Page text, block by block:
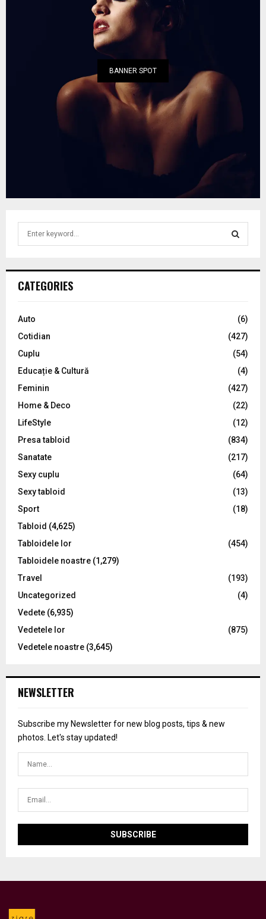
BANNER SPOT
h
o
:
C
CATEGORIES
Auto
(6)
Cotidian
(427)
Cuplu
(54)
Educație & Cultură
(4)
Feminin
(427)
Home & Deco
(22)
LifeStyle
(12)
Presa tabloid
(834)
Sanatate
(217)
Sexy cuplu
(64)
Sexy tabloid
(13)
Sport
(18)
Tabloid (4,625)
Tabloidele lor
(454)
Tabloidele noastre (1,279)
Travel
(193)
Uncategorized
(4)
Vedete (6,935)
Vedetele lor
(875)
Vedetele noastre (3,645)
NEWSLETTER
Subscribe my Newsletter for new blog posts, tips & new
photos. Let's stay updated!